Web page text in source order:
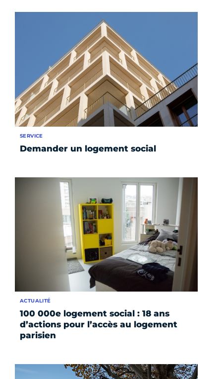
Demander un logement social
SERVICE
100 000e logement social : 18 ans
d’actions pour l’accès au logement
parisien
ACTUALITÉ